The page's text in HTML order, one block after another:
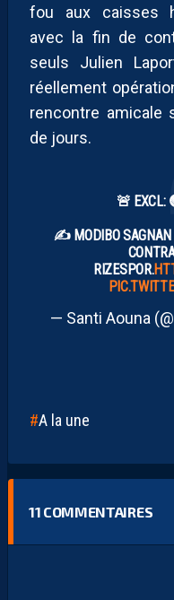
fou aux caisses
avec la fin de
seuls Julien
réellement
rencontre amicale
de jours.
🚨
✍️ MODIBO SAGNAN
RIZESPOR.
— Santi Aouna
A la une
11 COMMENTAIRES